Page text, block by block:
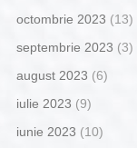
octombrie 2023 (13)
septembrie 2023 (3)
august 2023 (6)
iulie 2023 (9)
iunie 2023 (10)